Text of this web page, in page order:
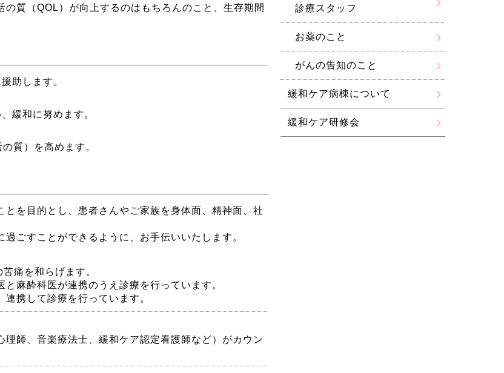
質（QOL）が向上するのはもちろんのこと、生存期間
助します。
緩和に努めます。
質）を高めます。
を目的とし、患者さんやご家族を身体面、精神面、社
ごすことができるように、お手伝いいたします。
痛を和らげます。
麻酔科医が連携のうえ診療を行っています。
携して診療を行っています。
師、音楽療法士、緩和ケア認定看護師など）がカウン
診療スタッフ
お薬のこと
がんの告知のこと
緩和ケア病棟について
緩和ケア研修会